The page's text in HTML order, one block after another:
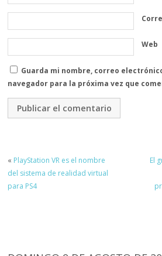
Web
Guarda mi nombre, correo
navegador para la próxima vez que
« PlayStation VR es el nombre
del sistema de realidad virtual
para PS4
El